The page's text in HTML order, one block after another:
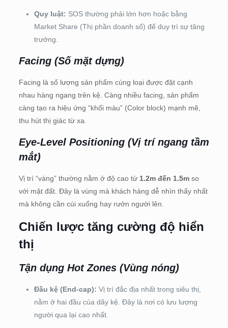
Quy luật: SOS thường phải lớn hơn hoặc bằng
Market Share (Thị phần doanh số) để duy trì sự tăng
trưởng.
Facing (Số mặt dựng)
Facing là số lượng sản phẩm cùng loại được đặt cạnh
nhau hàng ngang trên kệ. Càng nhiều facing, sản phẩm
càng tạo ra hiệu ứng “khối màu” (Color block) mạnh mẽ,
thu hút thị giác từ xa.
Eye-Level Positioning (Vị trí ngang tầm
mắt)
Vị trí “vàng” thường nằm ở độ cao từ 1.2m đến 1.5mso
với mặt đất. Đây là vùng mà khách hàng dễ nhìn thấy nhất
mà không cần cúi xuống hay rướn người lên.
Chiến lược tăng cường độ hiển
thị
Tận dụng Hot Zones (Vùng nóng)
Đầu kệ (End-cap): Vị trí đắc địa nhất trong siêu thị,
nằm ở hai đầu của dãy kệ. Đây là nơi có lưu lượng
người qua lại cao nhất.